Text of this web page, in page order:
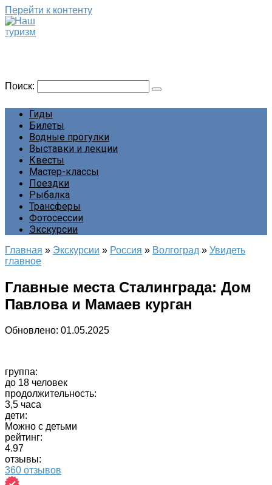
Перейти к контенту
Поиск:
Гиды
Билеты
Водные прогулки
Выставки и лекции
Квесты
Мастер-классы
Поездки
Рыбалка
Трансферы
Фотосессии
Экскурсии
Главная » Экскурсии » Россия » Волгоград » Увидеть
главное
Главные места Сталинграда: Дом
Павлова и Мамаев курган
Обновлено: 01.05.2025
группа:
до 18 человек
продолжительность:
3,5 часа
дети:
Можно с детьми
рейтинг:
4.97
отзывы:
360 отзывов